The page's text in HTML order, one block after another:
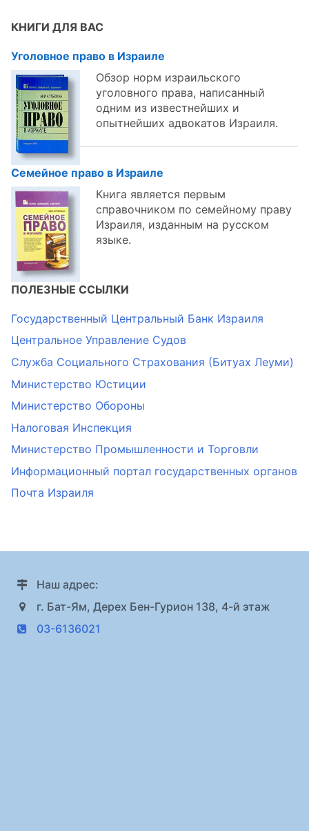
КНИГИ ДЛЯ ВАС
Уголовное право в Израиле
Обзор норм израильского
уголовного права, написанный
одним из известнейших и
опытнейших адвокатов Израиля.
Семейное право в Израиле
Книга является первым
справочником по семейному праву
Израиля, изданным на русском
языке.
ПОЛЕЗНЫЕ ССЫЛКИ
Государственный Центральный Банк Израиля
Центральное Управление Судов
Служба Социального Страхования (Битуах Леуми)
Министерство Юстиции
Министерство Обороны
Налоговая Инспекция
Министерство Промышленности и Торговли
Информационный портал государственных органов
Почта Израиля
Наш адрес:
г. Бат-Ям, Дерех Бен-Гурион 138, 4-й этаж
03-6136021